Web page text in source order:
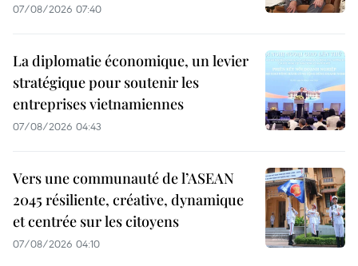
07/08/2026 07:40
La diplomatie économique, un levier
stratégique pour soutenir les
entreprises vietnamiennes
07/08/2026 04:43
Vers une communauté de l’ASEAN
2045 résiliente, créative, dynamique
et centrée sur les citoyens
07/08/2026 04:10